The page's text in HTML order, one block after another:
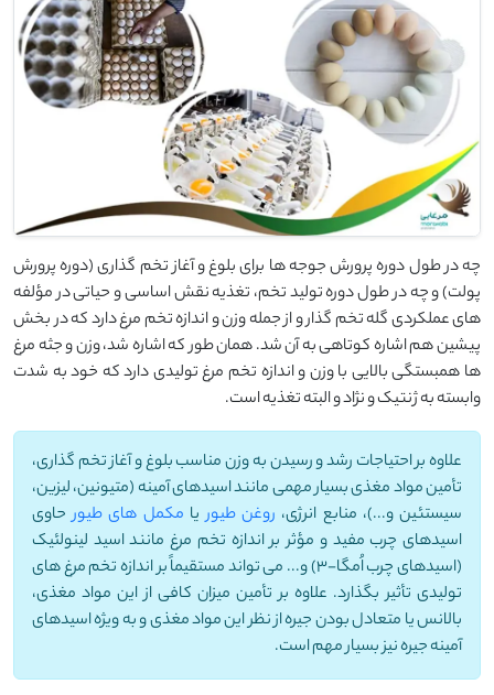
چه در طول دوره پرورش جوجه ها برای بلوغ و آغاز تخم گذاری (دوره پرورش
پولت) و چه در طول دوره تولید تخم، تغذیه نقش اساسی و حیاتی در مؤلفه
های عملکردی گله تخم گذار و از جمله وزن و اندازه تخم مرغ دارد که در بخش
پیشین هم اشاره کوتاهی به آن شد. همان طور که اشاره شد، وزن و جثه مرغ
ها همبستگی بالایی با وزن و اندازه تخم مرغ تولیدی دارد که خود به شدت
وابسته به ژنتیک و نژاد و البته تغذیه است.
علاوه بر احتیاجات رشد و رسیدن به وزن مناسب بلوغ و آغاز تخم گذاری،
تأمین مواد مغذی بسیار مهمی مانند اسیدهای آمینه (متیونین، لیزین،
سیستئین و...)، منابع انرژی، روغن طیوریا مکمل های طیورحاوی
اسیدهای چرب مفید و مؤثر بر اندازه تخم مرغ مانند اسید لینولئیک
(اسیدهای چرب اُمگا-3) و... می تواند مستقیماً بر اندازه تخم مرغ های
تولیدی تأثیر بگذارد. علاوه بر تأمین میزان کافی از این مواد مغذی،
بالانس یا متعادل بودن جیره از نظر این مواد مغذی و به ویژه اسیدهای
آمینه جیره نیز بسیار مهم است.